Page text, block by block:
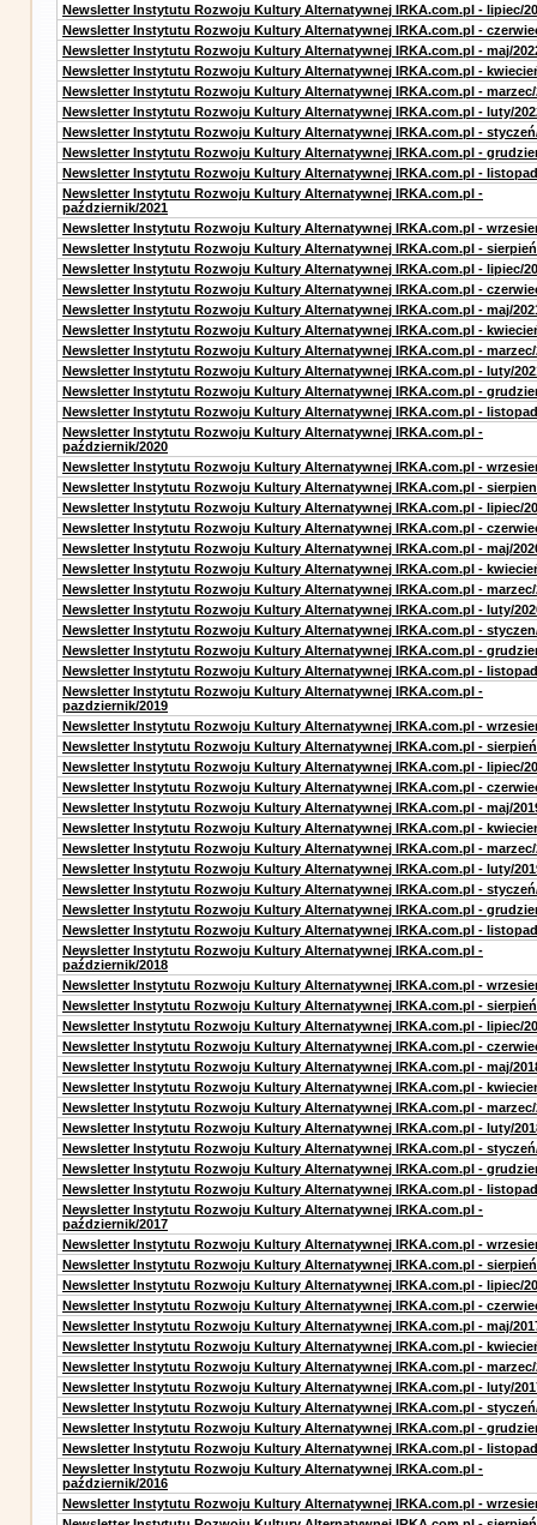
Newsletter Instytutu Rozwoju Kultury Alternatywnej IRKA.com.pl - lipiec/
Newsletter Instytutu Rozwoju Kultury Alternatywnej IRKA.com.pl -
Newsletter Instytutu Rozwoju Kultury Alternatywnej IRKA.com.pl - maj/
Newsletter Instytutu Rozwoju Kultury Alternatywnej IRKA.com.pl -
Newsletter Instytutu Rozwoju Kultury Alternatywnej IRKA.com.pl - marzec/
Newsletter Instytutu Rozwoju Kultury Alternatywnej IRKA.com.pl - luty/
Newsletter Instytutu Rozwoju Kultury Alternatywnej IRKA.com.pl -
Newsletter Instytutu Rozwoju Kultury Alternatywnej IRKA.com.pl -
Newsletter Instytutu Rozwoju Kultury Alternatywnej IRKA.com.pl -
Newsletter Instytutu Rozwoju Kultury Alternatywnej IRKA.com.pl -
październik/2021
Newsletter Instytutu Rozwoju Kultury Alternatywnej IRKA.com.pl -
Newsletter Instytutu Rozwoju Kultury Alternatywnej IRKA.com.pl -
Newsletter Instytutu Rozwoju Kultury Alternatywnej IRKA.com.pl - lipiec/
Newsletter Instytutu Rozwoju Kultury Alternatywnej IRKA.com.pl -
Newsletter Instytutu Rozwoju Kultury Alternatywnej IRKA.com.pl - maj/
Newsletter Instytutu Rozwoju Kultury Alternatywnej IRKA.com.pl -
Newsletter Instytutu Rozwoju Kultury Alternatywnej IRKA.com.pl - marzec/
Newsletter Instytutu Rozwoju Kultury Alternatywnej IRKA.com.pl - luty/
Newsletter Instytutu Rozwoju Kultury Alternatywnej IRKA.com.pl -
Newsletter Instytutu Rozwoju Kultury Alternatywnej IRKA.com.pl -
Newsletter Instytutu Rozwoju Kultury Alternatywnej IRKA.com.pl -
październik/2020
Newsletter Instytutu Rozwoju Kultury Alternatywnej IRKA.com.pl -
Newsletter Instytutu Rozwoju Kultury Alternatywnej IRKA.com.pl -
Newsletter Instytutu Rozwoju Kultury Alternatywnej IRKA.com.pl - lipiec/
Newsletter Instytutu Rozwoju Kultury Alternatywnej IRKA.com.pl -
Newsletter Instytutu Rozwoju Kultury Alternatywnej IRKA.com.pl - maj/
Newsletter Instytutu Rozwoju Kultury Alternatywnej IRKA.com.pl -
Newsletter Instytutu Rozwoju Kultury Alternatywnej IRKA.com.pl - marzec/
Newsletter Instytutu Rozwoju Kultury Alternatywnej IRKA.com.pl - luty/
Newsletter Instytutu Rozwoju Kultury Alternatywnej IRKA.com.pl -
Newsletter Instytutu Rozwoju Kultury Alternatywnej IRKA.com.pl -
Newsletter Instytutu Rozwoju Kultury Alternatywnej IRKA.com.pl -
Newsletter Instytutu Rozwoju Kultury Alternatywnej IRKA.com.pl -
pazdziernik/2019
Newsletter Instytutu Rozwoju Kultury Alternatywnej IRKA.com.pl -
Newsletter Instytutu Rozwoju Kultury Alternatywnej IRKA.com.pl -
Newsletter Instytutu Rozwoju Kultury Alternatywnej IRKA.com.pl - lipiec/
Newsletter Instytutu Rozwoju Kultury Alternatywnej IRKA.com.pl -
Newsletter Instytutu Rozwoju Kultury Alternatywnej IRKA.com.pl - maj/
Newsletter Instytutu Rozwoju Kultury Alternatywnej IRKA.com.pl -
Newsletter Instytutu Rozwoju Kultury Alternatywnej IRKA.com.pl - marzec/
Newsletter Instytutu Rozwoju Kultury Alternatywnej IRKA.com.pl - luty/
Newsletter Instytutu Rozwoju Kultury Alternatywnej IRKA.com.pl -
Newsletter Instytutu Rozwoju Kultury Alternatywnej IRKA.com.pl -
Newsletter Instytutu Rozwoju Kultury Alternatywnej IRKA.com.pl -
Newsletter Instytutu Rozwoju Kultury Alternatywnej IRKA.com.pl -
październik/2018
Newsletter Instytutu Rozwoju Kultury Alternatywnej IRKA.com.pl -
Newsletter Instytutu Rozwoju Kultury Alternatywnej IRKA.com.pl -
Newsletter Instytutu Rozwoju Kultury Alternatywnej IRKA.com.pl - lipiec/
Newsletter Instytutu Rozwoju Kultury Alternatywnej IRKA.com.pl -
Newsletter Instytutu Rozwoju Kultury Alternatywnej IRKA.com.pl - maj/
Newsletter Instytutu Rozwoju Kultury Alternatywnej IRKA.com.pl -
Newsletter Instytutu Rozwoju Kultury Alternatywnej IRKA.com.pl - marzec/
Newsletter Instytutu Rozwoju Kultury Alternatywnej IRKA.com.pl - luty/
Newsletter Instytutu Rozwoju Kultury Alternatywnej IRKA.com.pl -
Newsletter Instytutu Rozwoju Kultury Alternatywnej IRKA.com.pl -
Newsletter Instytutu Rozwoju Kultury Alternatywnej IRKA.com.pl -
Newsletter Instytutu Rozwoju Kultury Alternatywnej IRKA.com.pl -
październik/2017
Newsletter Instytutu Rozwoju Kultury Alternatywnej IRKA.com.pl -
Newsletter Instytutu Rozwoju Kultury Alternatywnej IRKA.com.pl -
Newsletter Instytutu Rozwoju Kultury Alternatywnej IRKA.com.pl - lipiec/
Newsletter Instytutu Rozwoju Kultury Alternatywnej IRKA.com.pl -
Newsletter Instytutu Rozwoju Kultury Alternatywnej IRKA.com.pl - maj/
Newsletter Instytutu Rozwoju Kultury Alternatywnej IRKA.com.pl -
Newsletter Instytutu Rozwoju Kultury Alternatywnej IRKA.com.pl - marzec/
Newsletter Instytutu Rozwoju Kultury Alternatywnej IRKA.com.pl - luty/
Newsletter Instytutu Rozwoju Kultury Alternatywnej IRKA.com.pl -
Newsletter Instytutu Rozwoju Kultury Alternatywnej IRKA.com.pl -
Newsletter Instytutu Rozwoju Kultury Alternatywnej IRKA.com.pl -
Newsletter Instytutu Rozwoju Kultury Alternatywnej IRKA.com.pl -
październik/2016
Newsletter Instytutu Rozwoju Kultury Alternatywnej IRKA.com.pl -